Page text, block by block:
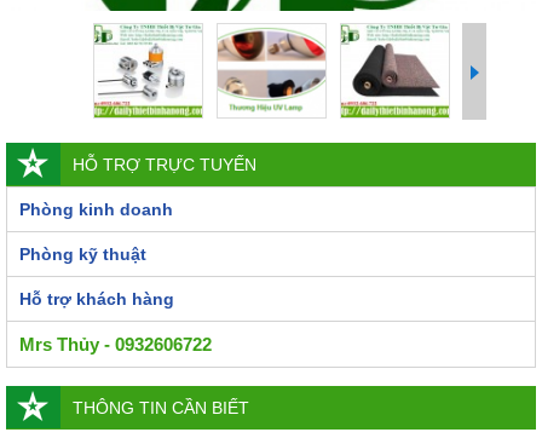
HỖ TRỢ TRỰC TUYẾN
Phòng kinh doanh
Phòng kỹ thuật
Hỗ trợ khách hàng
Mrs Thủy - 0932606722
THÔNG TIN CẦN BIẾT